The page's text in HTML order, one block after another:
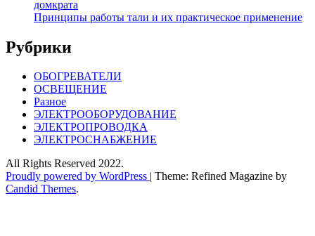
домкрата
Принципы работы тали и их практическое применение
Рубрики
ОБОГРЕВАТЕЛИ
ОСВЕЩЕНИЕ
Разное
ЭЛЕКТРООБОРУДОВАНИЕ
ЭЛЕКТРОПРОВОДКА
ЭЛЕКТРОСНАБЖЕНИЕ
All Rights Reserved 2022.
Proudly powered by WordPress | Theme: Refined Magazine by
Candid Themes.